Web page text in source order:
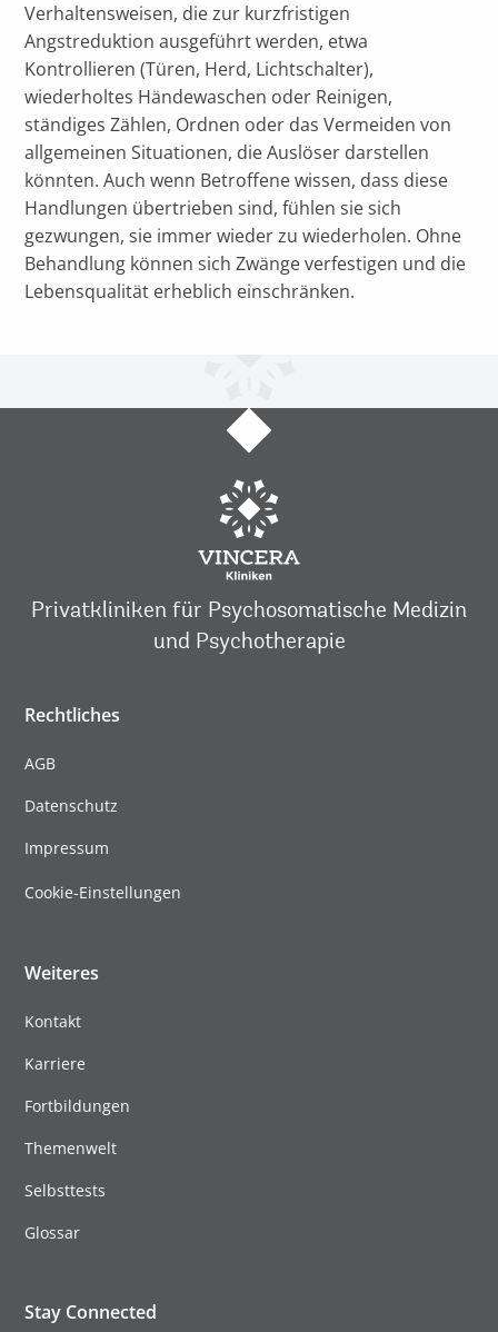
Verhaltensweisen, die zur kurzfristigen
Angstreduktion ausgeführt werden, etwa
Kontrollieren (Türen, Herd, Lichtschalter),
wiederholtes Händewaschen oder Reinigen,
ständiges Zählen, Ordnen oder das Vermeiden von
allgemeinen Situationen, die Auslöser darstellen
könnten. Auch wenn Betroffene wissen, dass diese
Handlungen übertrieben sind, fühlen sie sich
gezwungen, sie immer wieder zu wiederholen. Ohne
Behandlung können sich Zwänge verfestigen und die
Lebensqualität erheblich einschränken.
Privatkliniken für Psychosomatische Medizin
und Psychotherapie
Rechtliches
AGB
Datenschutz
Impressum
Cookie-Einstellungen
Weiteres
Kontakt
Karriere
Fortbildungen
Themenwelt
Selbsttests
Glossar
Stay Connected